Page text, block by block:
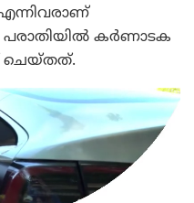
പരാതിയിൽ കര്‍ണാടക
ചെയ്തത്.